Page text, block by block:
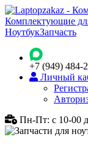
Комплектующие
НоутбукЗапчасть
+7 (949) 484-
Личный
Пн-Пт: с 10-00